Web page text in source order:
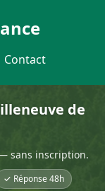
Contact
de
sans inscription.
✓ Réponse 48h